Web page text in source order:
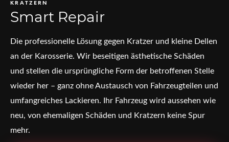
KRATZERN
Smart Repair
Die professionelle Lösung gegen Kratzer und kleine Dellen
an der Karosserie. Wir beseitigen ästhetische Schäden
und stellen die ursprüngliche Form der betroffenen Stelle
wieder her – ganz ohne Austausch von Fahrzeugteilen und
umfangreiches Lackieren. Ihr Fahrzeug wird aussehen wie
neu, von ehemaligen Schäden und Kratzern keine Spur
mehr.